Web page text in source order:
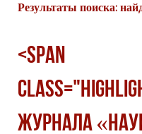
Результаты поиска:
<span
журнала